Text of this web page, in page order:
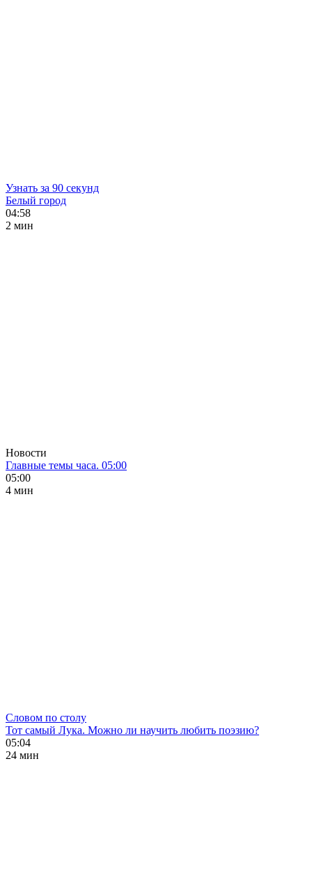
Узнать за 90 секунд
Белый город
04:58
2 мин
Новости
Главные темы часа. 05:00
05:00
4 мин
Словом по столу
Тот самый Лука. Можно ли научить любить поэзию?
05:04
24 мин